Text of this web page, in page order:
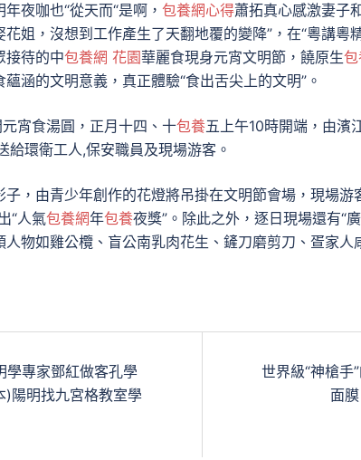
夜咖也“從天而“是啊， 包養網心得蕭拓真心感激妻子
姐，沒想到工作產生了天翻地覆的變降”，在“粵講粵
接待的中包養網 花園華麗食現身元宵文明節，饒原生
涵的文明意義，真正體驗“食出舌尖上的文明”。
宵食湯圓，正月十四、十包養五上午10時開端，由濱
給環衛工人,保安職員及現場游客。
，由青少年創作的花燈將吊掛在文明節會場，現場游
“人氣包養網年包養夜獎”。除此之外，逐日現場還有“
人物如雞公欖、盲公南乳肉花生、鏟刀磨剪刀、疍家人
學專家鄧紅做客孔學
陽明找九宮格教室學
世界級“神槍手
面